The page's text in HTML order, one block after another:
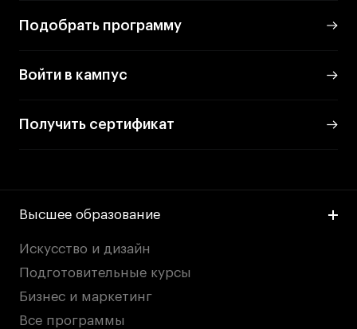
Подобрать программу
Войти в кампус
Получить сертификат
Высшее образование
Искусство и дизайн
Подготовительные курсы
Бизнес и маркетинг
Все программы